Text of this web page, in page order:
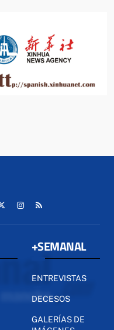
+SEMANAL
ENTREVISTAS
DECESOS
GALERÍAS DE